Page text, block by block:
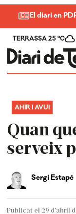
El diari en
TERRASSA 25 ºC
Quan
serveix
AHIR I AVUI
Sergi Estapé
Publicat el 29 d’abril